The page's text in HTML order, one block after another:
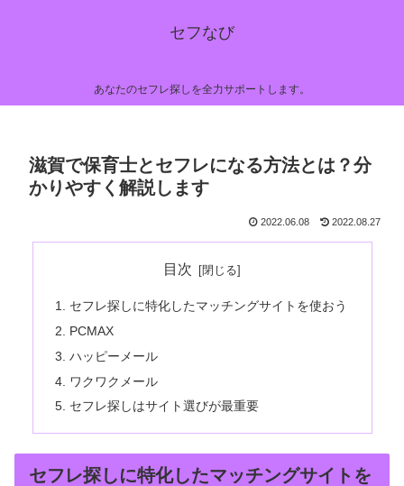
セフなび
あなたのセフレ探しを全力サポートします。
滋賀で保育士とセフレになる方法とは？分
かりやすく解説します
2022.06.08 2022.08.27
目次
セフレ探しに特化したマッチングサイトを使おう
PCMAX
ハッピーメール
ワクワクメール
セフレ探しはサイト選びが最重要
セフレ探しに特化したマッチングサイトを